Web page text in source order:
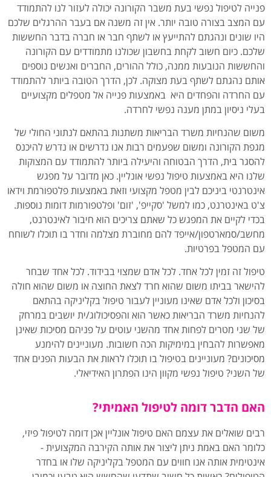
פנייה לטיפול נפשי בעת משבר הקורונה יכולה לעזור לנו להתמודד
עם המצב בצורה טובה יותר. אין זה משנה אם בעבר ההרגלים שלכם
היו שונים ונהגתם להתייעץ או לשתף חבר או חברה בדבר החששות
שלכם. כיום חשוב לקחת בחשבון שכולנו מתמודדים עם הקורונה
והחששות הנובעות ממנה, כולל ההורים, החברים ואנשים נוספים
אותם נהגתם לשתף בעת מצוקה. לכן, הדרך הטובה ביותר להתמודד
עם החרדה והפחדים היא באמצעות פנייה אל מטפלים מקצועיים
בעלי ניסיון במתן מענה נפשי לחרדה.
משום שהנחיות משרד הבריאות משתנות בהתאם לנתוני החולי של
מגפת הקורונה ומשום שפעמים רבות אנו נדרשים או נדרש להיכנס
להסגר בית, הדרך הבטוחה והיעילה ביותר להתמודד עם המצוקות
שלנו היא באמצעות טיפול נפשי אונליין. כאן מדובר על מפגש
אינטרנטי ביניכם לבין מטפל מקצועי וזאת באמצעות פלטפורמת וידאו
צ'ט באינטרנט, כמו למשל 'סקייפ', 'זום' ופלטפורמות דומות נוספות.
בכדי לקיים את המפגש כל שאתם צריכים הוא חיבור לאינטרנט,
מחשב/סמארטפון/אייפד להם מחוברת מצלמה וחדר בו תוכלו לשוחח
עם המטפל בפרטיות.
טיפול זה זמין לכל אחד. לכל אדם שמצוי בבידוד. לכל אחד שבחר
להישאר בביתו משום שהוא חרד לצאת החוצה או משום שהוא חולה
בסיכון ולכל אדם שאינו מעוניין לעבור טיפול בקליניקה בהתאם
להנחיות משרד הבריאות כאשר הוא והפסיכולוג/ית יושבים במרחק
של שני מטרים לפחות אחד מהשני עוטים על פניהם מסיכות שאינן
מאפשרות להבחין במימיקות הכה חשובות. מעוניינים להימנע
מסיכונים? מעוניינים בטיפול בו תוכלו לראות את הבעות הפנים אחד
של השני? טיפול נפשי מקוון הינו הפתרון האידיאלי.
האם הדבר דומה לטיפול האמיתי?
רבים שואלים את עצמם האם טיפול אונליין אכן דומה לטיפול פיזי,
כלומר האם באמת ניתן ליצור את אותה הקירבה המקצועית -
אינטימית אותה אנו חווים עם המטפל בקליניקה שלו או בחדר